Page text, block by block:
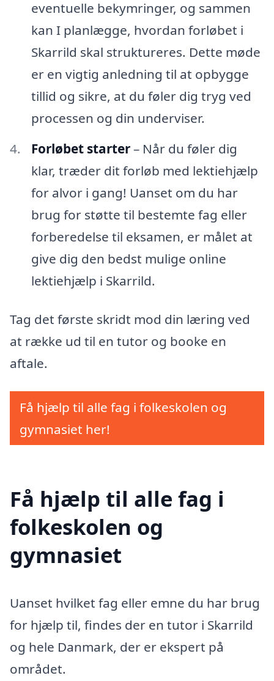
eventuelle bekymringer, og sammen
kan I planlægge, hvordan forløbet i
Skarrild skal struktureres. Dette møde
er en vigtig anledning til at opbygge
tillid og sikre, at du føler dig tryg ved
processen og din underviser.
Forløbet starter– Når du føler dig
klar, træder dit forløb med lektiehjælp
for alvor i gang! Uanset om du har
brug for støtte til bestemte fag eller
forberedelse til eksamen, er målet at
give dig den bedst mulige online
lektiehjælp i Skarrild.
Tag det første skridt mod din læring ved
at række ud til en tutor og booke en
aftale.
Få hjælp til alle fag i folkeskolen og
gymnasiet her!
Få hjælp til alle fag i
folkeskolen og
gymnasiet
Uanset hvilket fag eller emne du har brug
for hjælp til, findes der en tutor i Skarrild
og hele Danmark, der er ekspert på
området.